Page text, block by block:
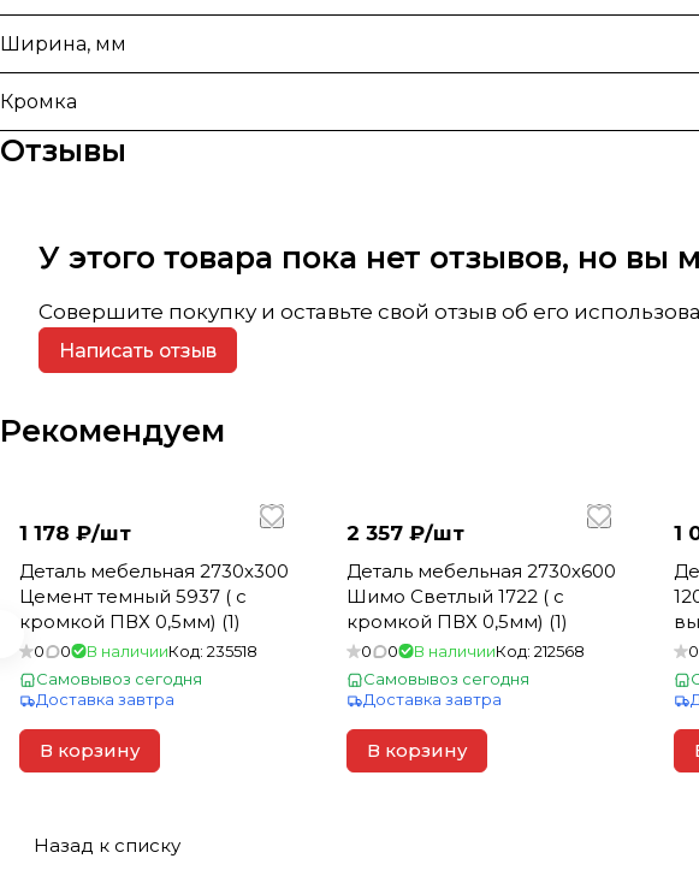
Ширина, мм
Кромка
Отзывы
У этого товара пока нет отзывов, но
Совершите покупку и оставьте свой отзыв об его
Написать отзыв
Рекомендуем
1 178 ₽/шт
Деталь мебельная 2730х300
Цемент темный 5937 ( с
кромкой ПВХ 0,5мм) (1)
0 0 В наличииКод: 235518
Самовывоз сегодня
Доставка завтра
В корзину
2 357 ₽/шт
Деталь мебельная 2730х600
Шимо Светлый 1722 ( с
кромкой ПВХ 0,5мм) (1)
0 0 В наличииКод: 212568
Самовывоз сегодня
Доставка завтра
В корзину
1
0
Назад к списку